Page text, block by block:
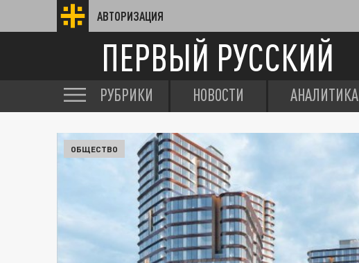
АВТОРИЗАЦИЯ
ПЕРВЫЙ РУССКИЙ
РУБРИКИ НОВОСТИ АНАЛИТИКА
ОБЩЕСТВО